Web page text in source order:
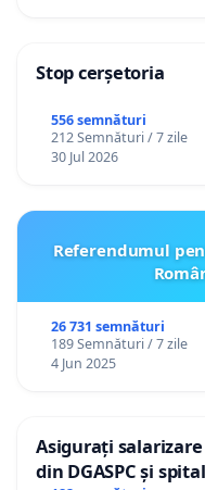
Stop cerșetoria
556 semnături
212 Semnături / 7 zile
30 Jul 2026
Referendumul
26 731 semnături
189 Semnături / 7 zile
4 Jun 2025
Asigurați
din DGASPC și